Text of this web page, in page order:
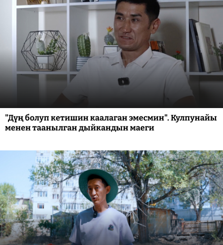
"Дүң болуп кетишин каалаган эмесмин". Кулпунайы
менен таанылган дыйкандын маеги